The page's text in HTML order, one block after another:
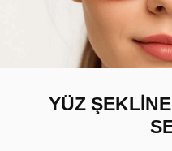
YÜZ